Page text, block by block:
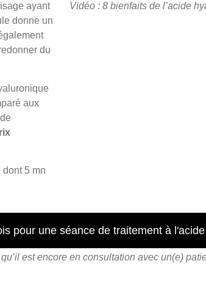
ayant
donne un
du
aux
dont 5 mn
Vidéo : 8 bienfaits de l’acide
pour une séance de traitement à
est encore en consultation avec un(e)